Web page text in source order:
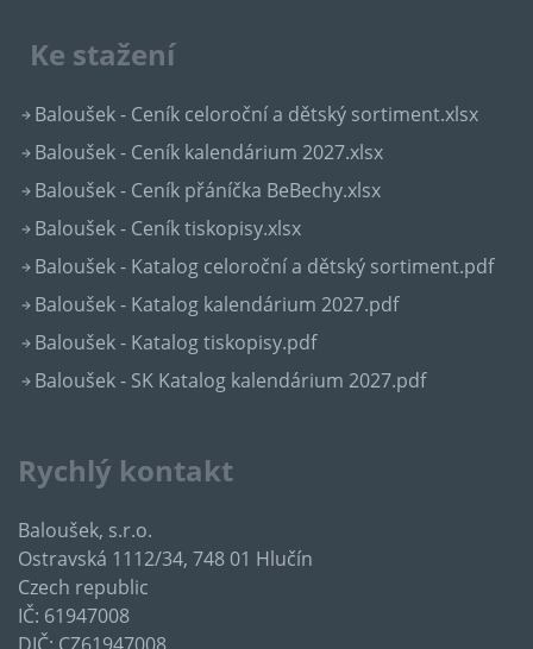
Ke stažení
Baloušek - Ceník celoroční a dětský sortiment.xlsx
Baloušek - Ceník kalendárium 2027.xlsx
Baloušek - Ceník přáníčka BeBechy.xlsx
Baloušek - Ceník tiskopisy.xlsx
Baloušek - Katalog celoroční a dětský sortiment.pdf
Baloušek - Katalog kalendárium 2027.pdf
Baloušek - Katalog tiskopisy.pdf
Baloušek - SK Katalog kalendárium 2027.pdf
Rychlý kontakt
Baloušek, s.r.o.
Ostravská 1112/34, 748 01 Hlučín
Czech republic
IČ: 61947008